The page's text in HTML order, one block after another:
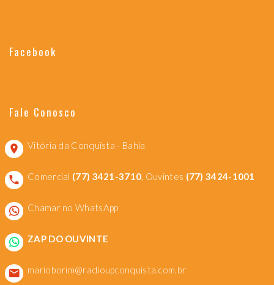
Facebook
Fale Conosco
Vitória da Conquista - Bahia
Comercial (77) 3421-3710, Ouvintes (77) 3424-1001
Chamar no WhatsApp
ZAP DO OUVINTE
marioborim@radioupconquista.com.br